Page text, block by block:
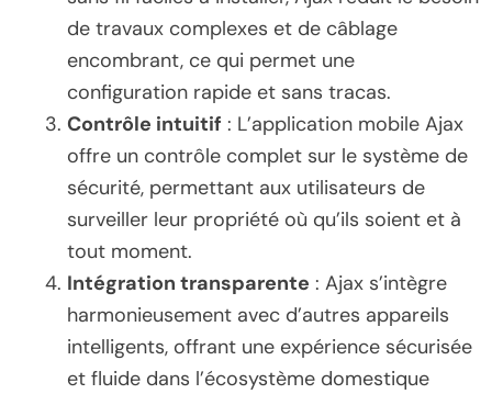
de travaux complexes et de câblage
encombrant, ce qui permet une
configuration rapide et sans tracas.
Contrôle intuitif : L’application mobile Ajax
offre un contrôle complet sur le système de
sécurité, permettant aux utilisateurs de
surveiller leur propriété où qu’ils soient et à
tout moment.
Intégration transparente : Ajax s’intègre
harmonieusement avec d’autres appareils
intelligents, offrant une expérience sécurisée
et fluide dans l’écosystème domestique